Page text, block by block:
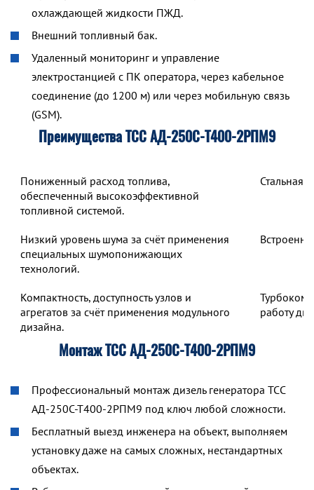
охлаждающей жидкости ПЖД.
Внешний топливный бак.
Удаленный мониторинг и управление
электростанцией с ПК оператора, через кабельное
соединение (до 1200 м) или через мобильную связь
(GSM).
Преимущества ТСС АД-250С-Т400-2РПМ9
Пониженный расход топлива,
обеспеченный высокоэффективной
топливной системой.
Стальная
Низкий уровень шума за счёт применения
специальных шумопонижающих
технологий.
Компактность, доступность узлов и
агрегатов за счёт применения модульного
дизайна.
работу
Монтаж ТСС АД-250С-Т400-2РПМ9
Профессиональный монтаж дизель генератора ТСС
АД-250С-Т400-2РПМ9 под ключ любой сложности.
Бесплатный выезд инженера на объект, выполняем
установку даже на самых сложных, нестандартных
объектах.